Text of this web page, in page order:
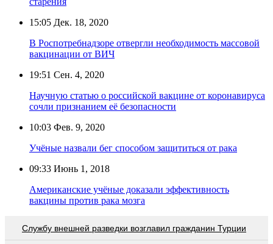
15:05 Дек. 18, 2020
В Роспотребнадзоре отвергли необходимость массовой
вакцинации от ВИЧ
19:51 Сен. 4, 2020
Научную статью о российской вакцине от коронавируса
сочли признанием её безопасности
10:03 Фев. 9, 2020
Учёные назвали бег способом защититься от рака
09:33 Июнь 1, 2018
Американские учёные доказали эффективность
вакцины против рака мозга
Службу внешней разведки возглавил гражданин Турции